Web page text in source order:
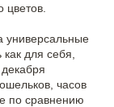
цветов.
универсальные
для себя,
часов
по сравнению